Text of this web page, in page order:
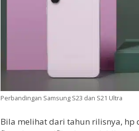
Perbandingan Samsung S23 dan S21 Ultra
Bila melihat dari tahun rilisnya,